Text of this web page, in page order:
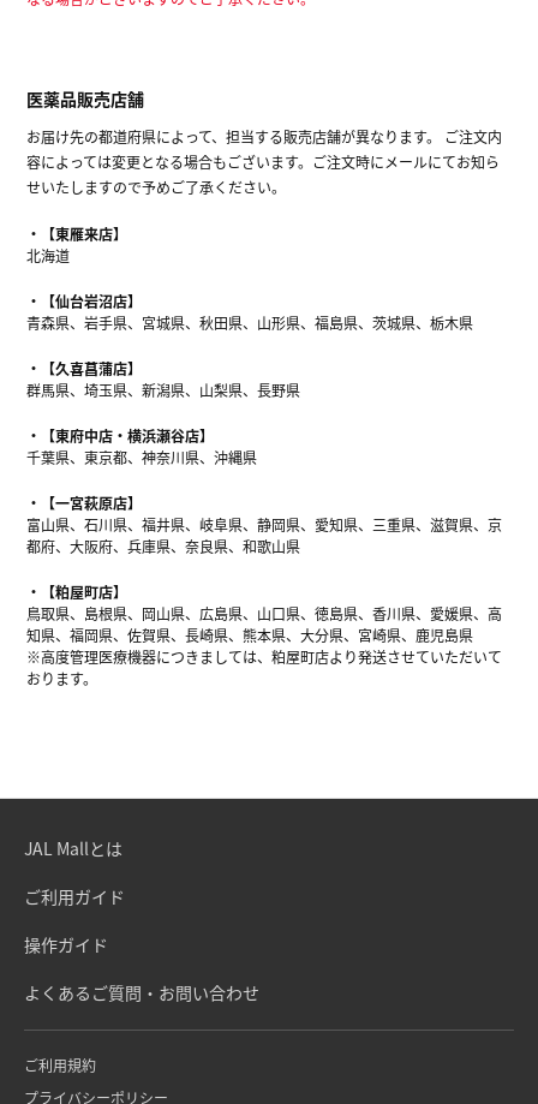
医薬品販売店舗
お届け先の都道府県によって、担当する販売店舗が異なります。 ご注文内
容によっては変更となる場合もございます。ご注文時にメールにてお知ら
せいたしますので予めご了承ください。
【東雁来店】
北海道
【仙台岩沼店】
青森県、岩手県、宮城県、秋田県、山形県、福島県、茨城県、栃木県
【久喜菖蒲店】
群馬県、埼玉県、新潟県、山梨県、長野県
【東府中店・横浜瀬谷店】
千葉県、東京都、神奈川県、沖縄県
【一宮萩原店】
富山県、石川県、福井県、岐阜県、静岡県、愛知県、三重県、滋賀県、京
都府、大阪府、兵庫県、奈良県、和歌山県
【粕屋町店】
鳥取県、島根県、岡山県、広島県、山口県、徳島県、香川県、愛媛県、高
知県、福岡県、佐賀県、長崎県、熊本県、大分県、宮崎県、鹿児島県
※高度管理医療機器につきましては、粕屋町店より発送させていただいて
おります。
JAL Mallとは
ご利用ガイド
操作ガイド
よくあるご質問・お問い合わせ
ご利用規約
プライバシーポリシー